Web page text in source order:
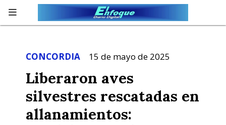
Liberaron aves
silvestres rescatadas en
allanamientos:
CONCORDIA 15 de mayo de 2025